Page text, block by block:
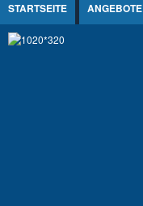
STARTSEITE ANGEBOTE